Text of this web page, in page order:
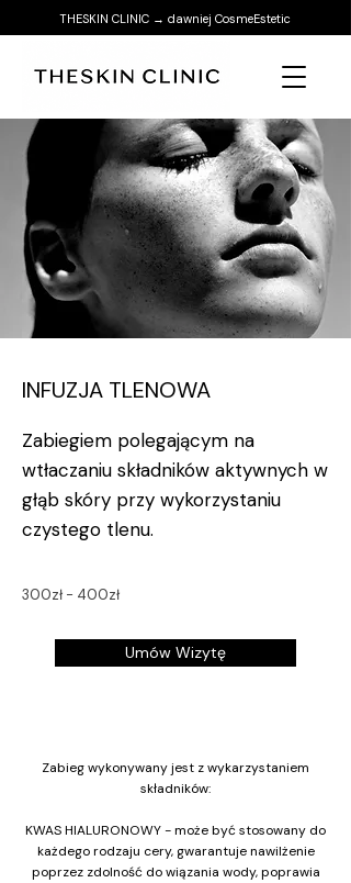
THESKIN CLINIC → dawniej CosmeEstetic
INFUZJA TLENOWA
Zabiegiem polegającym na
wtłaczaniu składników aktywnych w
głąb skóry przy wykorzystaniu
czystego tlenu.
300zł - 400zł
Umów Wizytę
Zabieg wykonywany jest z wykarzystaniem
składników:
KWAS HIALURONOWY - może być stosowany do
każdego rodzaju cery, gwarantuje nawilżenie
poprzez zdolność do wiązania wody, poprawia